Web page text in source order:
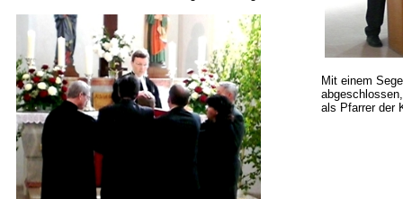
Mit einem
als Pfarrer der